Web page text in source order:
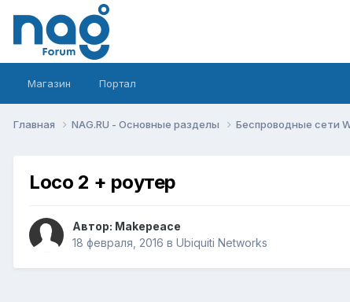
Магазин Портал
Главная NAG.RU - Основные разделы Беспроводные сети
Loco 2 + роутер
Автор: Makepeace
18 февраля, 2016 в Ubiquiti Networks